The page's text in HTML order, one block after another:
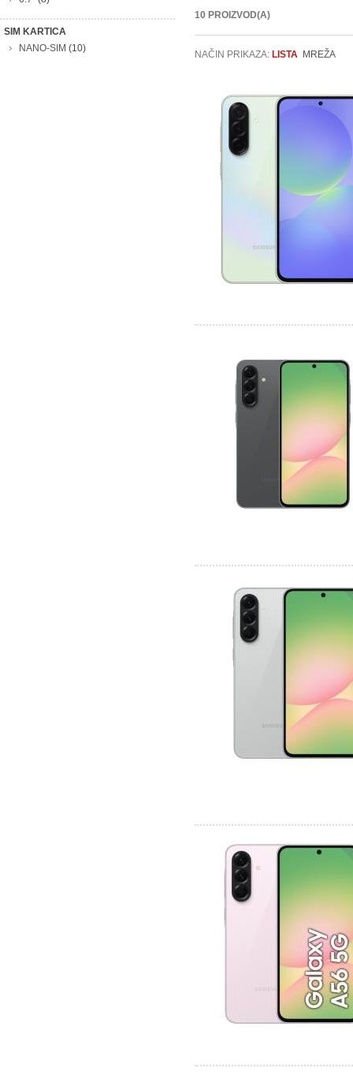
SIM KARTICA
NANO-SIM (10)
10 PROIZVOD(A)
NAČIN PRIKAZA: LISTA MREŽA